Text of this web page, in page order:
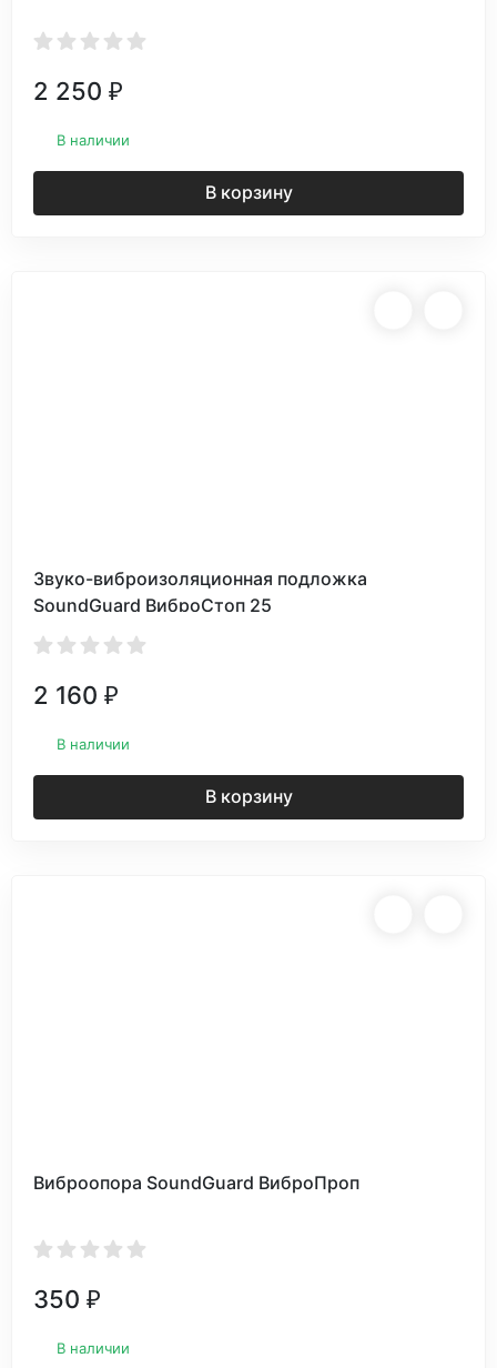
2 250 ₽
В наличии
В корзину
Звуко-виброизоляционная подложка
SoundGuard ВиброСтоп 25
2 160 ₽
В наличии
В корзину
Виброопора SoundGuard ВиброПроп
350 ₽
В наличии